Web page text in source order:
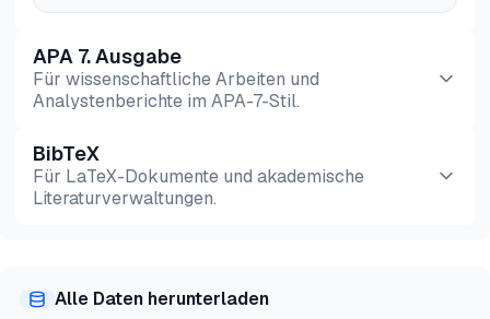
APA 7. Ausgabe
Für wissenschaftliche Arbeiten und
Analystenberichte im APA-7-Stil.
Vorschau HTML
BibTeX
Für LaTeX-Dokumente und akademische
Literaturverwaltungen.
Alle Daten herunterladen